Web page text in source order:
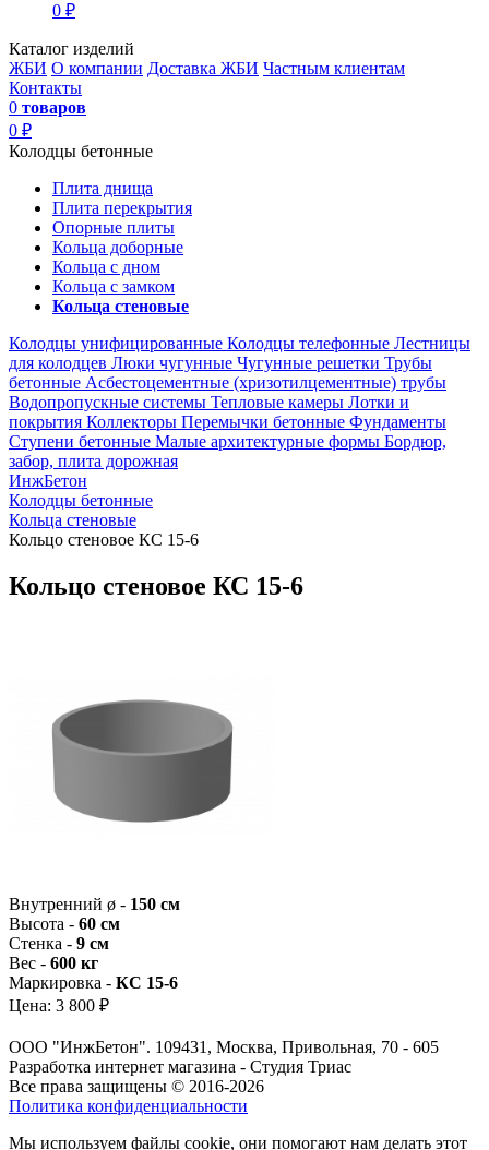
0 ₽
Каталог изделий
ЖБИ О компании Доставка ЖБИ Частным клиентам
Контакты
0 товаров
0 ₽
Колодцы бетонные
Плита днища
Плита перекрытия
Опорные плиты
Кольца доборные
Кольца с дном
Кольца с замком
Кольца стеновые
Колодцы унифицированные Колодцы телефонные Лестницы
для колодцев Люки чугунные Чугунные решетки Трубы
бетонные Асбестоцементные (хризотилцементные) трубы
Водопропускные системы Тепловые камеры Лотки и
покрытия Коллекторы Перемычки бетонные Фундаменты
Ступени бетонные Малые архитектурные формы Бордюр,
забор, плита дорожная
ИнжБетон
Колодцы бетонные
Кольца стеновые
Кольцо стеновое КС 15-6
Кольцо стеновое КС 15-6
Внутренний ø - 150 см
Высота - 60 см
Стенка - 9 см
Вес - 600 кг
Маркировка - КС 15-6
Цена: 3 800 ₽
ООО "ИнжБетон". 109431, Москва, Привольная, 70 - 605
Разработка интернет магазина - Студия Триас
Все права защищены © 2016-2026
Политика конфиденциальности
Мы используем файлы cookie, они помогают нам делать этот